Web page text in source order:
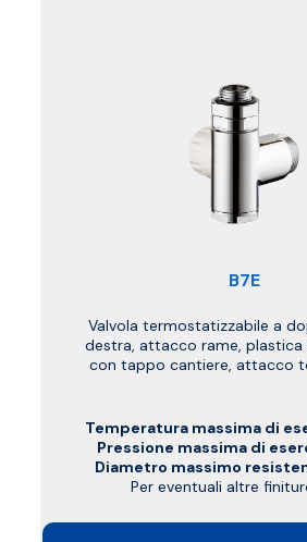
B7E
Valvola termostatizzabile a
destra, attacco rame,
con tappo cantiere, attacco
Temperatura massima di
Pressione massima di
Diametro massimo
Per eventuali altre